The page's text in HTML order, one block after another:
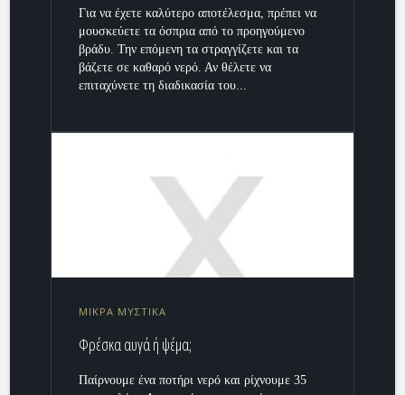
Για να έχετε καλύτερο αποτέλεσμα, πρέπει να
μουσκεύετε τα όσπρια από το προηγούμενο
βράδυ. Την επόμενη τα στραγγίζετε και τα
βάζετε σε καθαρό νερό. Αν θέλετε να
επιταχύνετε τη διαδικασία του...
ΜΙΚΡΑ ΜΥΣΤΙΚΑ
Φρέσκα αυγά ή ψέμα;
Παίρνουμε ένα ποτήρι νερό και ρίχνουμε 35